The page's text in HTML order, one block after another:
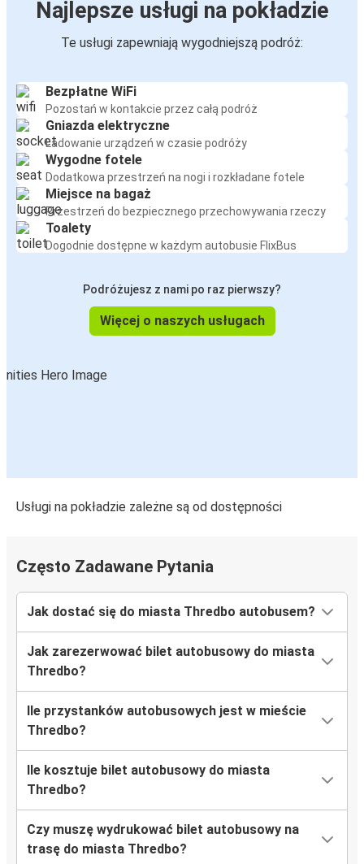
Najlepsze usługi na pokładzie
Te usługi zapewniają wygodniejszą podróż:
Bezpłatne WiFi
Pozostań w kontakcie przez całą podróż
Gniazda elektryczne
Ładowanie urządzeń w czasie podróży
Wygodne fotele
Dodatkowa przestrzeń na nogi i rozkładane fotele
Miejsce na bagaż
Przestrzeń do bezpiecznego przechowywania rzeczy
Toalety
Dogodnie dostępne w każdym autobusie FlixBus
Podróżujesz z nami po raz pierwszy?
Więcej o naszych usługach
Usługi na pokładzie zależne są od dostępności
Często Zadawane Pytania
Jak dostać się do miasta Thredbo autobusem?
Jak zarezerwować bilet autobusowy do miasta
Thredbo?
Ile przystanków autobusowych jest w mieście
Thredbo?
Ile kosztuje bilet autobusowy do miasta
Thredbo?
Czy muszę wydrukować bilet autobusowy na
trasę do miasta Thredbo?